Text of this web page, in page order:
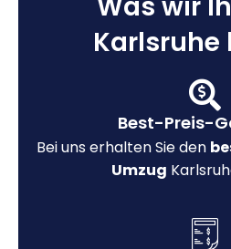
Karlsruhe
Best-Preis-
Bei uns erhalten Sie den
Umzug